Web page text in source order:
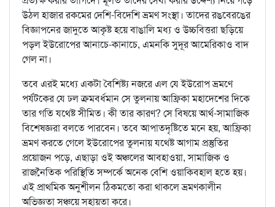
উঠল হাজার রকমের দেশি-বিদেশি ভ্রমণ সংস্থা। তাদের রঙবেরঙের
বিজ্ঞাপনের জাদুতে আকৃষ্ট হয়ে বাঙালি মধ্য ও উচ্চবিত্তরা ছড়িয়ে
পড়ল ইউরোপের আনাচে-কানাচে, এমনকি সুদূর আমেরিকাও বাদ
গেল না।
তবে এরই মধ্যে একটা বৈশিষ্ট্য নজরে এল যে ইউরোপ ভ্রমণে
পর্যটকের যে ঢল ক্রমবর্ধমান সে তুলনায় আফ্রিকা মহাদেশের দিকে
তার গতি যথেষ্ট সীমিত। কী তার কারণ? সে বিষয়ে আর্থ-সামাজিক
বিশেষজ্ঞরা বলতে পারবেন। তবে আপাতদৃষ্টিতে মনে হয়, আফ্রিকা
ভ্রমণ করতে গেলে ইউরোপের তুলনায় যথেষ্ট আগাম প্রস্তুতির
প্রয়োজন পড়ে, এছাড়া ওই অঞ্চলের আবহাওয়া, সামাজিক ও
রাজনৈতিক পরিস্থিতি সম্পর্কে অনেক বেশি ওয়াকিবহাল হতে হয়।
এই প্রাথমিক অনুশীলন ঠিকমতো করা থাকলে ভ্রমণকালীন
অভিজ্ঞতা সঞ্চয়ে সহায়তা করে।